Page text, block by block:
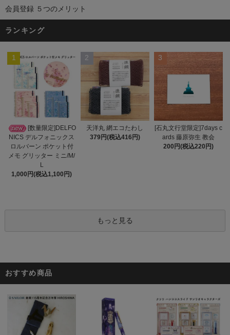
会員登録 ５つのメリット
ランキング
1
[数量限定]DELFO
NICS デルフォニックス
ロルバーン ポケット付
メモ グリッター ミニ/M/
L
1,000円(税込1,100円)
2
天洋丸 網エコたわし
379円(税込416円)
3
[石丸文行堂限定]7days c
ards 藤原弥生 教会
200円(税込220円)
もっと見る
おすすめ商品